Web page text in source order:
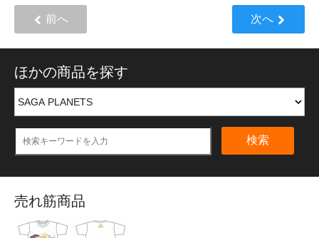
前へ 次へ
ほかの商品を探す
検索
売れ筋商品